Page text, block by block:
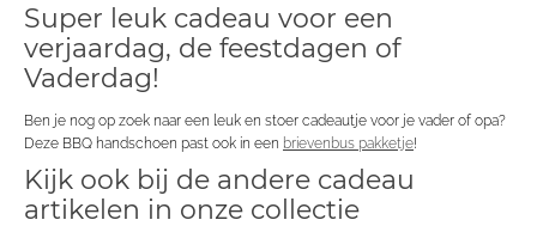
Super leuk cadeau voor een
verjaardag, de feestdagen of
Vaderdag!
Ben je nog op zoek naar een leuk en stoer cadeautje voor je vader of opa?
Deze BBQ handschoen past ook in een brievenbus pakketje!
Kijk ook bij de andere cadeau
artikelen in onze collectie